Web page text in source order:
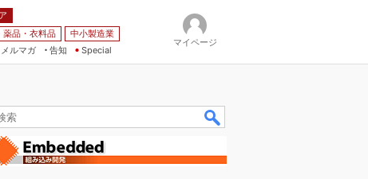
薬品・衣料品
中小製造業
メルマガ
告知 Special
マイページ